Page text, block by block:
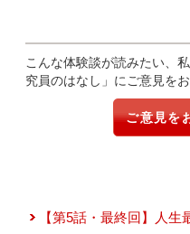
こんな体験談が読みたい、
究員のはなし」にご意見を
ご意見を
【第5話・最終回】人